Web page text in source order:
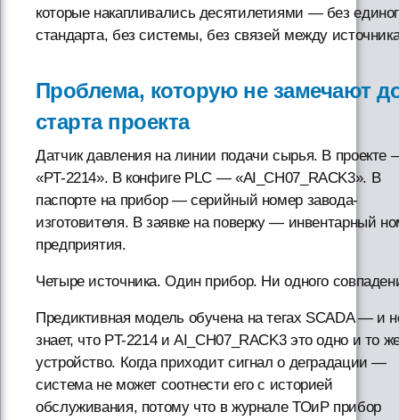
которые накапливались десятилетиями — без
стандарта, без системы, без связей между
Проблема, которую не замечают
старта проекта
Датчик давления на линии подачи сырья. В проекте
«PT-2214». В конфиге PLC — «AI_CH07_RACK3». В
паспорте на прибор — серийный номер завода-
изготовителя. В заявке на поверку — инвентарный
предприятия.
Четыре источника. Один прибор. Ни одного
Предиктивная модель обучена на тегах SCADA — и
знает, что PT-2214 и AI_CH07_RACK3 это одно и то
устройство. Когда приходит сигнал о деградации —
система не может соотнести его с историей
обслуживания, потому что в журнале ТОиР прибор